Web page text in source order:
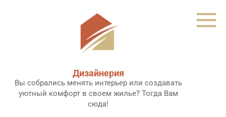
Дизайнерия
Вы собрались менять интерьер или создавать
уютный комфорт в своем жилье? Тогда Вам
сюда!